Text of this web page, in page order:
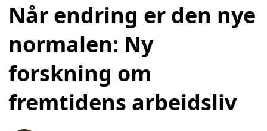
Når endring er den nye
normalen: Ny
forskning om
fremtidens arbeidsliv